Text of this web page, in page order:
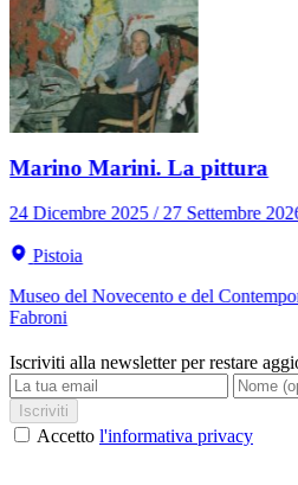
Marino Marini. La pittura
24 Dicembre 2025 / 27 Settembre
Pistoia
Museo del Novecento e del
Fabroni
Iscriviti alla newsletter per restare
Iscriviti
Accetto l'informativa privacy